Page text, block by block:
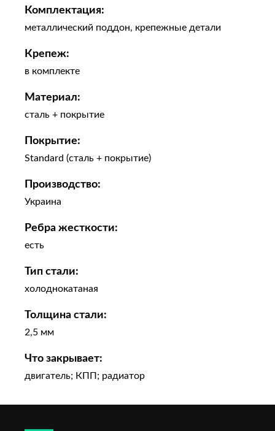
Комплектация:
металлический поддон, крепежные детали
Крепеж:
в комплекте
Материал:
сталь + покрытие
Покрытие:
Standard (сталь + покрытие)
Производство:
Украина
Ребра жесткости:
есть
Тип стали:
холоднокатаная
Толщина стали:
2,5 мм
Что закрывает:
двигатель; КПП; радиатор